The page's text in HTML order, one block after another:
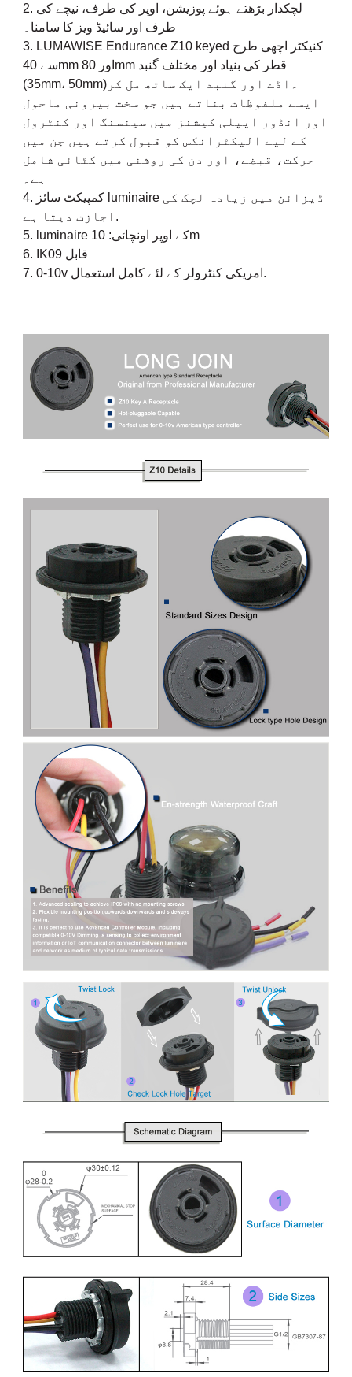
2. لچکدار بڑھتے ہوئے پوزیشن، اوپر کی طرف، نیچے کی
طرف اور سائیڈ ویز کا سامنا۔
3. LUMAWISE Endurance Z10 keyed کنیکٹر اچھی طرح
سے 40mm اور 80mm قطر کی بنیاد اور مختلف گنبد
(35mm، 50mm)۔اڈے اور گنبد ایک ساتھ مل کر
ایسے ملفوظات بناتے ہیں جو سخت بیرونی ماحول
اور انڈور ایپلی کیشنز میں سینسنگ اور کنٹرول
کے لیے الیکٹرانکس کو قبول کرتے ہیں جن میں
حرکت، قبضے، اور دن کی روشنی میں کٹائی شامل
ہے۔
4. کمپیکٹ سائز luminaire ڈیزائن میں زیادہ لچک کی
اجازت دیتا ہے.
5. luminaire کے اوپر اونچائی: 10m
6. IK09 قابل
7. 0-10v امریکی کنٹرولر کے لئے کامل استعمال.